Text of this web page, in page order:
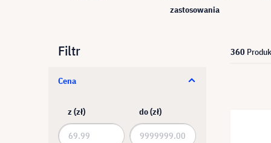
zastosowania
Filtr
Cena
z (zł) do (zł)
360